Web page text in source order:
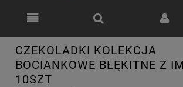
CZEKOLADKI KOLEKCJA
BOCIANKOWE BŁĘKITNE Z
10SZT